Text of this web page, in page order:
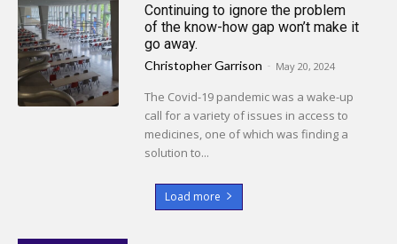
Continuing to ignore the problem
of the know-how gap won’t make it
go away.
Christopher Garrison - May 20, 2024
The Covid-19 pandemic was a wake-up
call for a variety of issues in access to
medicines, one of which was finding a
solution to...
Load more